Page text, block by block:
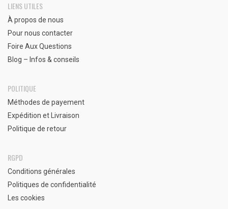
LIENS UTILES
À propos de nous
Pour nous contacter
Foire Aux Questions
Blog – Infos & conseils
POLITIQUE
Méthodes de payement
Expédition et Livraison
Politique de retour
RGPD
Conditions générales
Politiques de confidentialité
Les cookies